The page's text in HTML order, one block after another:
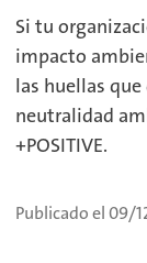
Si tu
impacto
las huellas
neutralidad
+POSITIVE.
Publicado el 09/